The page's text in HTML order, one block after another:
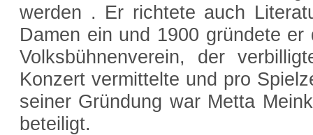
werden . Er richtete auch
Damen ein und 1900 gründete
Volksbühnenverein, der
Konzert vermittelte und pro
seiner Gründung war Metta
beteiligt.